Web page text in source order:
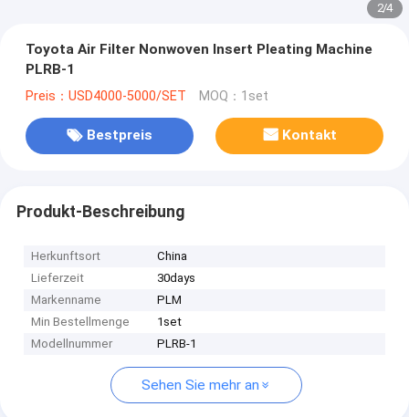
2/4
Toyota Air Filter Nonwoven Insert Pleating Machine
PLRB-1
Preis：USD4000-5000/SET MOQ：1set
Bestpreis Kontakt
Produkt-Beschreibung
Herkunftsort
China
Lieferzeit
30days
Markenname
PLM
Min Bestellmenge
1set
Modellnummer
PLRB-1
Sehen Sie mehr an